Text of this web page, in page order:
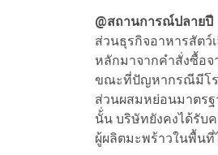
@สถานการณ์ปลายปี
ส่วนธุรกิจอาหารสัตว์
หลักมาจากคำสั่งซื้อจ
ขณะที่ปัญหากรณีมีโรง
ส่วนผสมหย่อนมาตรฐ
นั้่น บริษัทยังคงได้รับ
ผู้ผลิตมะพร้าวในพื้น